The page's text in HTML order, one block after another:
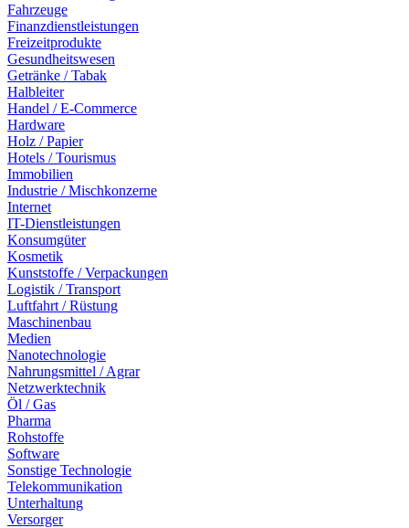
Fahrzeuge
Finanzdienstleistungen
Freizeitprodukte
Gesundheitswesen
Getränke / Tabak
Halbleiter
Handel / E-Commerce
Hardware
Holz / Papier
Hotels / Tourismus
Immobilien
Industrie / Mischkonzerne
Internet
IT-Dienstleistungen
Konsumgüter
Kosmetik
Kunststoffe / Verpackungen
Logistik / Transport
Luftfahrt / Rüstung
Maschinenbau
Medien
Nanotechnologie
Nahrungsmittel / Agrar
Netzwerktechnik
Öl / Gas
Pharma
Rohstoffe
Software
Sonstige Technologie
Telekommunikation
Unterhaltung
Versorger